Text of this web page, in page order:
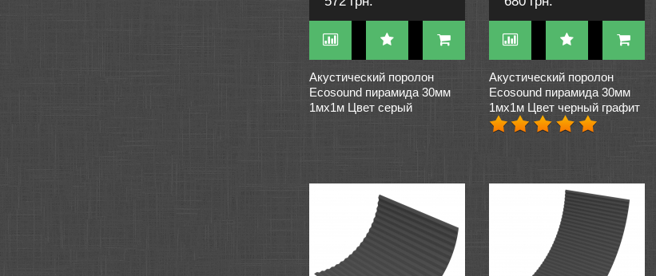
Акустический поролон
Ecosound пирамида 30мм
1мх1м Цвет серый
Акустический поролон
Ecosound пирамида 30мм
1мх1м Цвет черный графит